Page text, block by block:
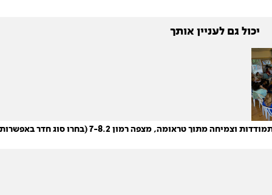
יכול גם לעניין אותך
מתוך טראומה, מצפה רמון 7-8.2 (בחרו סוג חדר באפשרות "בחר מועד")